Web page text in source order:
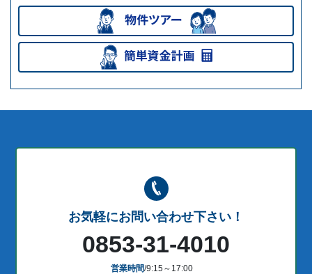
お気軽にお問い合わせ下さい！
0853-31-4010
営業時間/9:15～17:00